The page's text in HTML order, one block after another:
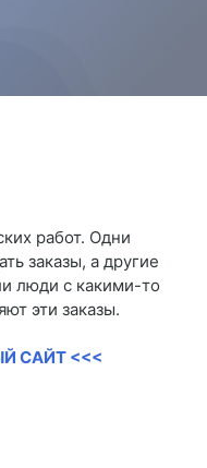
работ. Одни
заказы, а другие
люди с какими-то
эти заказы.
САЙТ <<<